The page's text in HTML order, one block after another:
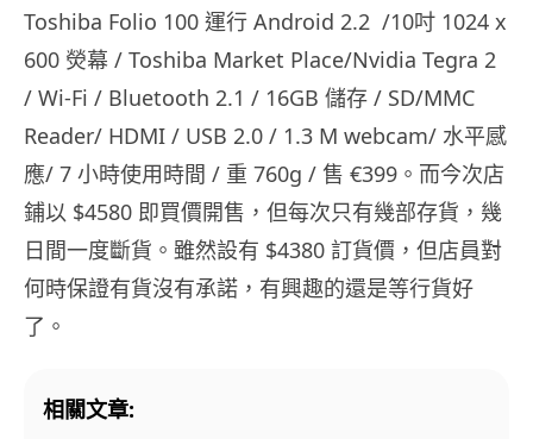
Toshiba Folio 100 運行 Android 2.2 /10吋 1024 x
600 熒幕 / Toshiba Market Place/Nvidia Tegra 2
/ Wi-Fi / Bluetooth 2.1 / 16GB 儲存 / SD/MMC
Reader/ HDMI / USB 2.0 / 1.3 M webcam/ 水平感
應/ 7 小時使用時間 / 重 760g / 售 €399。而今次店
鋪以 $4580 即買價開售，但每次只有幾部存貨，幾
日間一度斷貨。雖然設有 $4380 訂貨價，但店員對
何時保證有貨沒有承諾，有興趣的還是等行貨好
了。
相關文章: